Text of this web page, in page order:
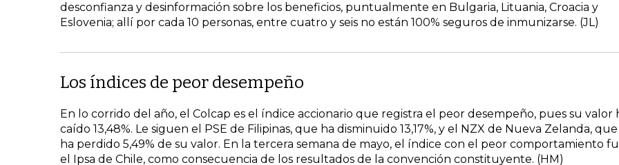
desconfianza y desinformación sobre los beneficios, puntualmente en Bulgaria, Lituania, Croacia y
Eslovenia; allí por cada 10 personas, entre cuatro y seis no están 100% seguros de inmunizarse. (JL)
Los índices de peor desempeño
En lo corrido del año, el Colcap es el índice accionario que registra el peor desempeño, pues su valor
caído 13,48%. Le siguen el PSE de Filipinas, que ha disminuido 13,17%, y el NZX de Nueva Zelanda, que
ha perdido 5,49% de su valor. En la tercera semana de mayo, el índice con el peor comportamiento
el Ipsa de Chile, como consecuencia de los resultados de la convención constituyente. (HM)